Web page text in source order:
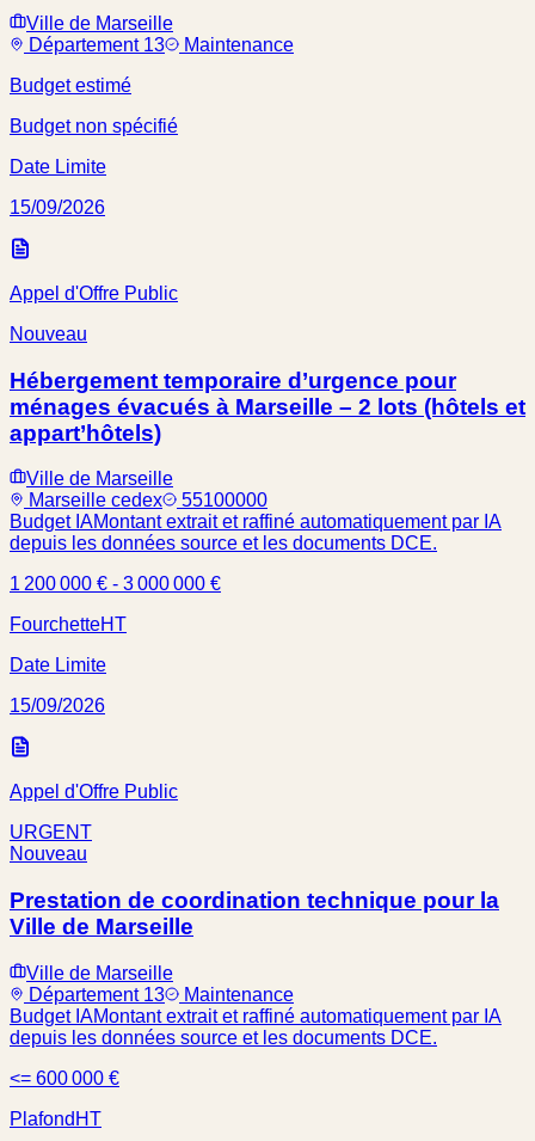
Ville de Marseille
Département 13
Maintenance
Budget estimé
Budget non spécifié
Date Limite
15/09/2026
Appel d'Offre Public
Nouveau
Hébergement temporaire d’urgence pour
ménages évacués à Marseille – 2 lots (hôtels et
appart’hôtels)
Ville de Marseille
Marseille cedex
55100000
Budget IAMontant extrait et raffiné automatiquement par IA
depuis les données source et les documents DCE.
1 200 000 € - 3 000 000 €
FourchetteHT
Date Limite
15/09/2026
Appel d'Offre Public
URGENT
Nouveau
Prestation de coordination technique pour la
Ville de Marseille
Ville de Marseille
Département 13
Maintenance
Budget IAMontant extrait et raffiné automatiquement par IA
depuis les données source et les documents DCE.
<= 600 000 €
Plafond HT